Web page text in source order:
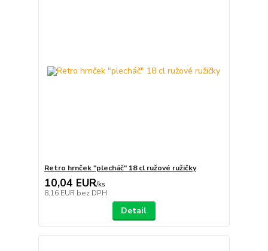
Retro hrnček "plecháč" 18 cl ružové ružičky
10,04 EUR/ks
8,16 EUR bez DPH
Detail